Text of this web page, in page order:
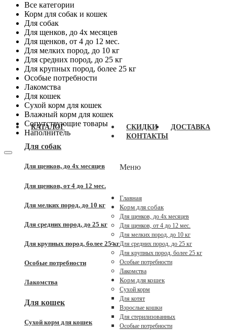
Все категории
Корм для собак и кошек
Для собак
Для щенков, до 4x месяцев
Для щенков, от 4 до 12 мес.
Для мелких пород, до 10 кг
Для средних пород, до 25 кг
Для крупных пород, более 25 кг
Особые потребности
Лакомства
Для кошек
Сухой корм для кошек
Влажный корм для кошек
Сопутствующие товары
Наполнитель
КАТАЛОГ
Для собак
Для щенков, до 4x месяцев
Для щенков, от 4 до 12 мес.
Для мелких пород, до 10 кг
Для средних пород, до 25 кг
Для крупных пород, более 25 кг
Особые потребности
Лакомства
Для кошек
Сухой корм для кошек
СКИДКИ
ДОСТАВКА
КОНТАКТЫ
Меню
Главная
Корм для собак
Для щенков, до 4x месяцев
Для щенков, от 4 до 12 мес.
Для мелких пород, до 10 кг
Для средних пород, до 25 кг
Для крупных пород, более 25 кг
Особые потребности
Лакомства
Корм для кошек
Сухой корм
Для котят
Взрослые кошки
Для стерилизованных
Особые потребности